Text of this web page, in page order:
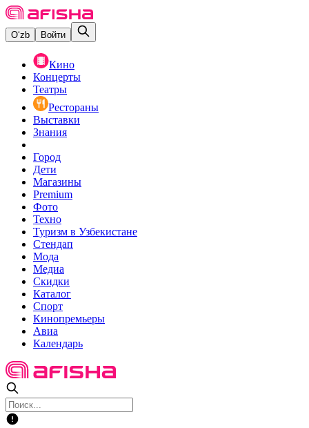
O‘zb Войти
Кино
Концерты
Театры
Рестораны
Выставки
Знания
Город
Дети
Магазины
Premium
Фото
Техно
Туризм в Узбекистане
Стендап
Мода
Медиа
Скидки
Каталог
Спорт
Кинопремьеры
Авиа
Календарь